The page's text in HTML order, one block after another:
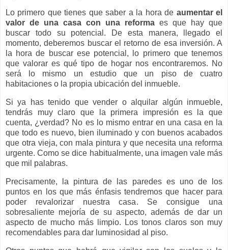
Lo primero que tienes que saber a la hora de aumentar el
valor de una casa con una reforma es que hay que
buscar todo su potencial. De esta manera, llegado el
momento, deberemos buscar el retorno de esa inversión. A
la hora de buscar ese potencial, lo primero que tenemos
que valorar es qué tipo de hogar nos encontraremos. No
será lo mismo un estudio que un piso de cuatro
habitaciones o la propia ubicación del inmueble.
Si ya has tenido que vender o alquilar algún inmueble,
tendrás muy claro que la primera impresión es la que
cuenta, ¿verdad? No es lo mismo entrar en una casa en la
que todo es nuevo, bien iluminado y con buenos acabados
que otra vieja, con mala pintura y que necesita una reforma
urgente. Como se dice habitualmente, una imagen vale más
que mil palabras.
Precisamente, la pintura de las paredes es uno de los
puntos en los que más énfasis tendremos que hacer para
poder revalorizar nuestra casa. Se consigue una
sobresaliente mejoría de su aspecto, además de dar un
aspecto de mucho más limpio. Los tonos claros son muy
recomendables para dar luminosidad al piso.